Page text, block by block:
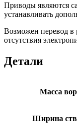
Приводы являются
устанавливать
Возможен перевод в
отсутствия
Детали
Масса
Ширина